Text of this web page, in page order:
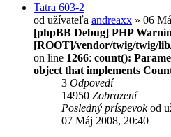
Tatra 603-2
od užívateľa andreaxx » 06
[phpBB Debug] PHP
[ROOT]/vendor/twig/twig/
on line 1266: count():
object that implements
3 Odpovedí
14950 Zobrazení
Posledný príspevokod
07 Máj 2008, 20:40